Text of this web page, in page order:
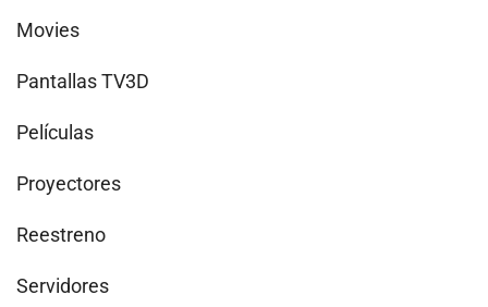
Movies
Pantallas TV3D
Películas
Proyectores
Reestreno
Servidores